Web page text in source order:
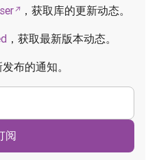
，获取库的更新动态。
，获取最新版本动态。
布的通知。
阅